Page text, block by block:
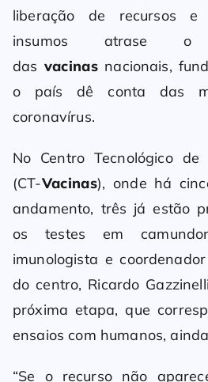
liberação de recursos
insumos atrase o
das vacinas nacionais,
o país dê conta das
coronavírus.
No Centro Tecnológico de
(CT-Vacinas), onde há
andamento, três já estão
os testes em
imunologista e
do centro, Ricardo
próxima etapa, que
ensaios com humanos,
“Se o recurso não